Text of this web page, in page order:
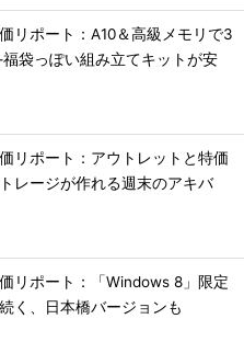
リポート：A10＆高級メモリで3
袋っぽい組み立てキットが安
リポート：アウトレットと特価
レージが作れる週末のアキバ
リポート：「Windows 8」限定
く、日本橋バージョンも